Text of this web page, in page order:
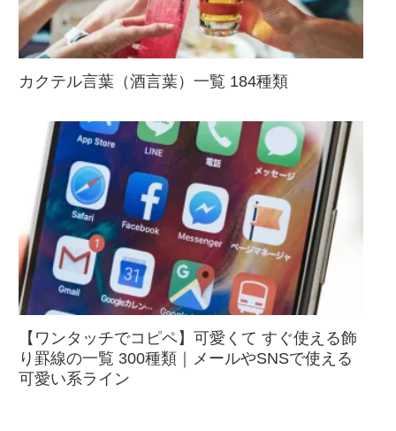
カクテル言葉（酒言葉）一覧 184種類
【ワンタッチでコピペ】可愛くて すぐ使える飾
り罫線の一覧 300種類｜メールやSNSで使える
可愛い系ライン